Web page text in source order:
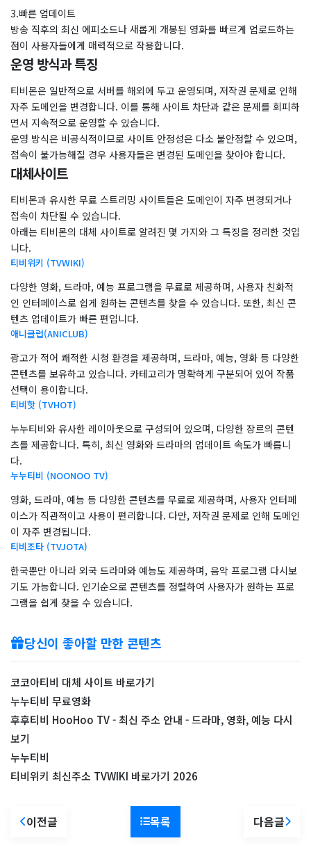
3.빠른 업데이트
방송 직후의 최신 에피소드나 새롭게 개봉된 영화를 빠르게 업로드하는
점이 사용자들에게 매력적으로 작용합니다.
운영 방식과 특징
티비몬은 일반적으로 서버를 해외에 두고 운영되며, 저작권 문제로 인해
자주 도메인을 변경합니다. 이를 통해 사이트 차단과 같은 문제를 회피하
면서 지속적으로 운영할 수 있습니다.
운영 방식은 비공식적이므로 사이트 안정성은 다소 불안정할 수 있으며,
접속이 불가능해질 경우 사용자들은 변경된 도메인을 찾아야 합니다.
대체사이트
티비몬과 유사한 무료 스트리밍 사이트들은 도메인이 자주 변경되거나
접속이 차단될 수 있습니다.
아래는 티비몬의 대체 사이트로 알려진 몇 가지와 그 특징을 정리한 것입
니다.
티비위키 (TVWIKI)
다양한 영화, 드라마, 예능 프로그램을 무료로 제공하며, 사용자 친화적
인 인터페이스로 쉽게 원하는 콘텐츠를 찾을 수 있습니다. 또한, 최신 콘
텐츠 업데이트가 빠른 편입니다.
애니클럽(ANICLUB)
광고가 적어 쾌적한 시청 환경을 제공하며, 드라마, 예능, 영화 등 다양한
콘텐츠를 보유하고 있습니다. 카테고리가 명확하게 구분되어 있어 작품
선택이 용이합니다.
티비핫 (TVHOT)
누누티비와 유사한 레이아웃으로 구성되어 있으며, 다양한 장르의 콘텐
츠를 제공합니다. 특히, 최신 영화와 드라마의 업데이트 속도가 빠릅니
다.
누누티비 (NOONOO TV)
영화, 드라마, 예능 등 다양한 콘텐츠를 무료로 제공하며, 사용자 인터페
이스가 직관적이고 사용이 편리합니다. 다만, 저작권 문제로 인해 도메인
이 자주 변경됩니다.
티비조타 (TVJOTA)
한국뿐만 아니라 외국 드라마와 예능도 제공하며, 음악 프로그램 다시보
기도 가능합니다. 인기순으로 콘텐츠를 정렬하여 사용자가 원하는 프로
그램을 쉽게 찾을 수 있습니다.
당신이 좋아할 만한 콘텐츠
코코아티비 대체 사이트 바로가기
누누티비 무료영화
후후티비 HooHoo TV - 최신 주소 안내 - 드라마, 영화, 예능 다시
보기
누누티비
티비위키 최신주소 TVWIKI 바로가기 2026
이전글 목록 다음글